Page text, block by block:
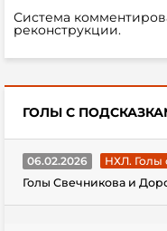
Система
реконструкции.
ГОЛЫ С
06.02.2026
НХЛ. Голы
Голы Свечникова и